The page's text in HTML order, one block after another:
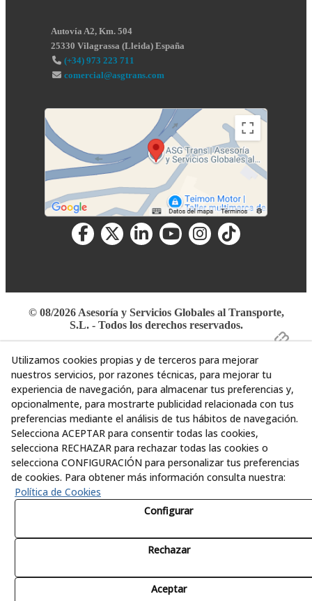
Autovía A2, Km. 504
25330 Vilagrassa (Lleida) España
(+34) 973 223 711
comercial@asgtrans.com
© 08/2026 Asesoría y Servicios Globales al Transporte,
S.L. - Todos los derechos reservados.
Utilizamos cookies propias y de terceros para mejorar
nuestros servicios, por razones técnicas, para mejorar tu
experiencia de navegación, para almacenar tus preferencias y,
opcionalmente, para mostrarte publicidad relacionada con tus
preferencias mediante el análisis de tus hábitos de navegación.
Selecciona ACEPTAR para consentir todas las cookies,
selecciona RECHAZAR para rechazar todas las cookies o
selecciona CONFIGURACIÓN para personalizar tus preferencias
de cookies. Para obtener más información consulta nuestra:
Política de Cookies
Configurar
Rechazar
Aceptar